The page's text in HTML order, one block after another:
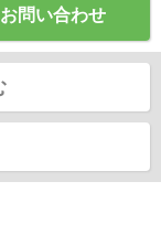
お問い合わせ